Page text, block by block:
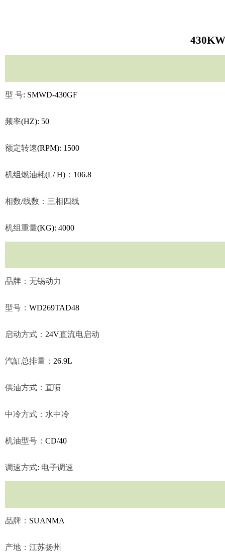
430KW
型 号: SMWD-430GF
频率(HZ): 50
额定转速(RPM): 1500
机组燃油耗(L/ H) ： 106.8
相数/线数：三相四线
机组重量(KG): 4000
品牌：无锡动力
型号： WD269TAD48
启动方式： 24V直流电启动
汽缸总排量： 26.9L
供油方式：直喷
中冷方式：水中冷
机油型号： CD/40
调速方式: 电子调速
品牌： SUANMA
产地：江苏扬州